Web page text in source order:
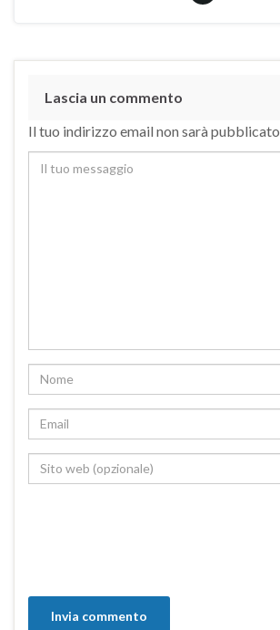
Lascia un commento
Il tuo indirizzo email non sarà pubblicato.